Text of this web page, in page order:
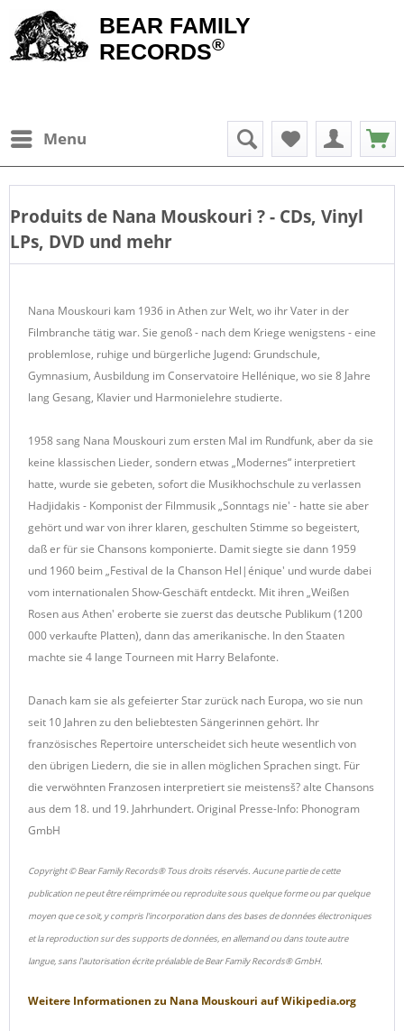
BEAR FAMILY
RECORDS®
Menu
Produits de Nana Mouskouri ? - CDs, Vinyl
LPs, DVD und mehr
Nana Mouskouri kam 1936 in Athen zur Welt, wo ihr Vater in der
Filmbranche tätig war. Sie genoß - nach dem Kriege wenigstens - eine
problemlose, ruhige und bürgerliche Jugend: Grundschule,
Gymnasium, Ausbildung im Conservatoire Hellénique, wo sie 8 Jahre
lang Gesang, Klavier und Harmonielehre studierte.
1958 sang Nana Mouskouri zum ersten Mal im Rundfunk, aber da sie
keine klassischen Lieder, sondern etwas „Modernes“ interpretiert
hatte, wurde sie gebeten, sofort die Musikhochschule zu verlassen
Hadjidakis - Komponist der Filmmusik „Sonntags nie' - hatte sie aber
gehört und war von ihrer klaren, geschulten Stimme so begeistert,
daß er für sie Chansons komponierte. Damit siegte sie dann 1959
und 1960 beim „Festival de la Chanson Hel|énique' und wurde dabei
vom internationalen Show-Geschäft entdeckt. Mit ihren „Weißen
Rosen aus Athen' eroberte sie zuerst das deutsche Publikum (1200
000 verkaufte Platten), dann das amerikanische. In den Staaten
machte sie 4 lange Tourneen mit Harry Belafonte.
Danach kam sie als gefeierter Star zurück nach Europa, wo sie nun
seit 10 Jahren zu den beliebtesten Sängerinnen gehört. Ihr
französisches Repertoire unterscheidet sich heute wesentlich von
den übrigen Liedern, die sie in allen möglichen Sprachen singt. Für
die verwöhnten Franzosen interpretiert sie meistensš? alte Chansons
aus dem 18. und 19. Jahrhundert. Original Presse-Info: Phonogram
GmbH
Copyright © Bear Family Records® Tous droits réservés. Aucune partie de cette
publication ne peut être réimprimée ou reproduite sous quelque forme ou par quelque
moyen que ce soit, y compris l'incorporation dans des bases de données électroniques
et la reproduction sur des supports de données, en allemand ou dans toute autre
langue, sans l'autorisation écrite préalable de Bear Family Records® GmbH.
Weitere Informationen zu Nana Mouskouri aufWikipedia.org